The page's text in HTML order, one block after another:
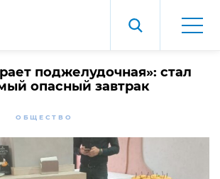
поджелудочная»: стал
опасный завтрак
ОБЩЕСТВО